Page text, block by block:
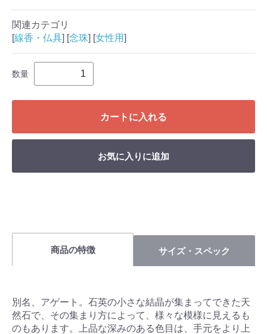
関連カテゴリ
[線香・仏具] [念珠] [女性用]
数量
カートに入れる
お気に入りに追加
商品の特徴 サイズ・スペック
別名、アゲート。石英の小さな結晶が集まってできた天
然石で、その集まり方によって、様々な模様に見えるも
のもあります。上品な深みのある色目は、手元をより上